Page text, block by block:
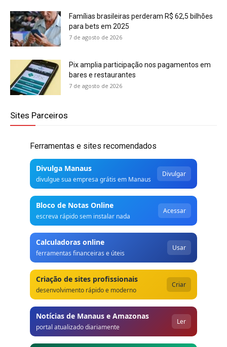
Famílias brasileiras perderam R$ 62,5 bilhões
para bets em 2025
7 de agosto de 2026
Pix amplia participação nos pagamentos em
bares e restaurantes
7 de agosto de 2026
Sites Parceiros
Ferramentas e sites recomendados
Divulga Manaus
divulgue sua empresa grátis em Manaus
Divulgar
Bloco de Notas Online
escreva rápido sem instalar nada
Acessar
Calculadoras online
ferramentas financeiras e úteis
Usar
Criação de sites profissionais
desenvolvimento rápido e moderno
Criar
Notícias de Manaus e Amazonas
portal atualizado diariamente
Ler